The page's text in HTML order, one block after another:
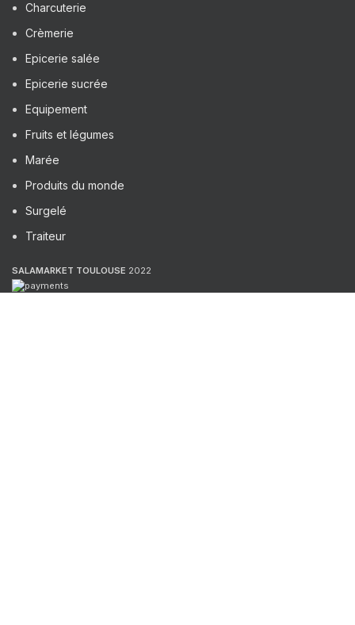
Charcuterie
Crèmerie
Epicerie salée
Epicerie sucrée
Equipement
Fruits et légumes
Marée
Produits du monde
Surgelé
Traiteur
SALAMARKET TOULOUSE 2022